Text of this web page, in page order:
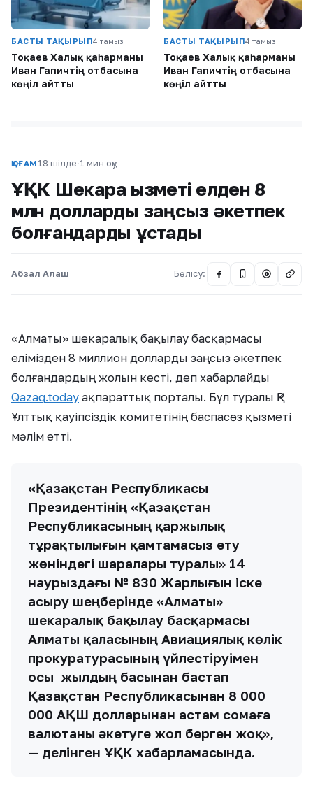
БАСТЫ ТАҚЫРЫП4 тамыз
Тоқаев Халық қаһарманы
Иван Гапичтің отбасына
көңіл айтты
БАСТЫ ТАҚЫРЫП4 тамыз
Тоқаев Халық қаһарманы
Иван Гапичтің отбасына
көңіл айтты
ҚОҒАМ 18 шілде·1 мин оқу
ҰҚК Шекара қызметі елден 8
млн долларды заңсыз әкетпек
болғандарды ұстады
Абзал Алаш Бөлісу: @
«Алматы» шекаралық бақылау басқармасы
елімізден 8 миллион долларды заңсыз әкетпек
болғандардың жолын кесті, деп хабарлайды
Qazaq.today ақпараттық порталы. Бұл туралы ҚР
Ұлттық қауіпсіздік комитетінің баспасөз қызметі
мәлім етті.
«Қазақстан Республикасы
Президентінің «Қазақстан
Республикасының қаржылық
тұрақтылығын қамтамасыз ету
жөніндегі шаралары туралы» 14
наурыздағы № 830 Жарлығын іске
асыру шеңберінде «Алматы»
шекаралық бақылау басқармасы
Алматы қаласының Авиациялық көлік
прокуратурасының үйлестіруімен
осы жылдың басынан бастап
Қазақстан Республикасынан 8 000
000 АҚШ долларынан астам сомаға
валютаны әкетуге жол берген жоқ»,
— делінген ҰҚК хабарламасында.